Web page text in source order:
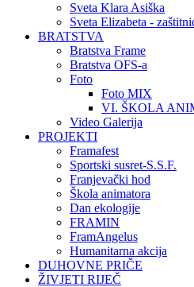
Sveta Klara Asiška
Sveta Elizabeta -
BRATSTVA
Bratstva Frame
Bratstva OFS-a
Foto
Foto MIX
VI. ŠKOLA
Video Galerija
PROJEKTI
Framafest
Sportski susret-S.S.F.
Franjevački hod
Škola animatora
Dan ekologije
FRAMIN
FramAngelus
Humanitarna akcija
DUHOVNE PRIČE
ŽIVJETI RIJEČ